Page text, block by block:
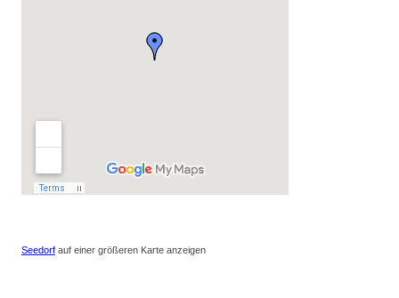
Seedorf auf einer größeren Karte anzeigen